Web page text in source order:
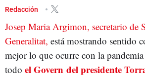
Redacción
Josep Maria Argimon, secretario de
Generalitat, está mostrando sentido
mejor lo que ocurre con la
todo el Govern del presidente